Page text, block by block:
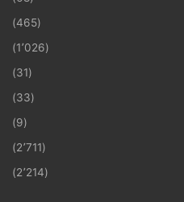
(465)
(1٬026)
(31)
(33)
(9)
(2٬711)
(2٬214)